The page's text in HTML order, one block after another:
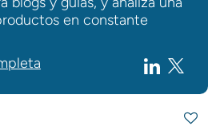
en constante